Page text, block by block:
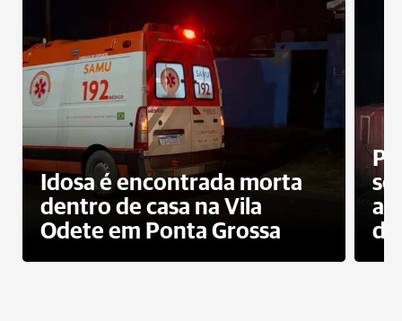
Idosa é encontrada morta
dentro de casa na Vila
Odete em Ponta Grossa
do